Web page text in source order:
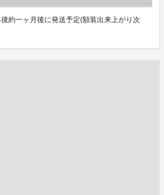
約一ヶ月後に発送予定(額装出来上がり次